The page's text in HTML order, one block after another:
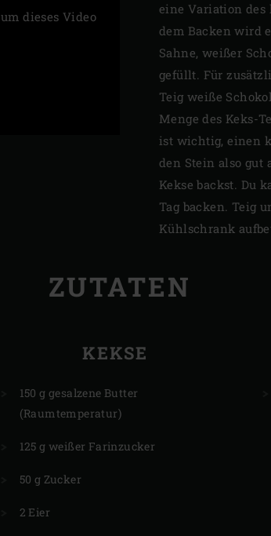
um dieses Video
eine Variation des
dem Backen wird
Sahne, weißer
gefüllt. Für
Teig weiße
Menge des Keks-
ist wichtig, einen
den Stein also gut
Kekse backst. Du
Tag backen. Teig
Kühlschrank
ZUTATEN
KEKSE
150 g gesalzene Butter
(Raumtemperatur)
125 g weißer Farinzucker
50 g Zucker
2 Eier